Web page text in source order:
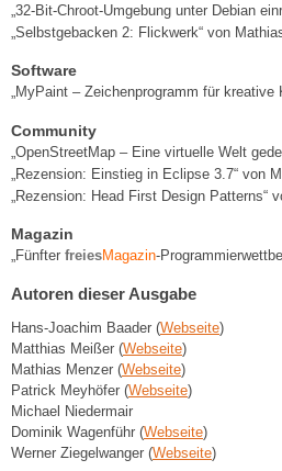
„32-Bit-Chroot-Umgebung unter Debian
„Selbstgebacken 2: Flickwerk“ von
Software
„MyPaint – Zeichenprogramm für
Community
„OpenStreetMap – Eine virtuelle Welt
„Rezension: Einstieg in Eclipse 3.7“ von
„Rezension: Head First Design Patterns“
Magazin
„Fünfter freiesMagazin-
Autoren dieser Ausgabe
Hans-Joachim Baader (Webseite)
Matthias Meißer (Webseite)
Mathias Menzer (Webseite)
Patrick Meyhöfer (Webseite)
Michael Niedermair
Dominik Wagenführ (Webseite)
Werner Ziegelwanger (Webseite)